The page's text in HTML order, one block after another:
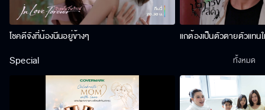
โชคดีจังที่น้องนีนอยู่ข้างๆ แกต้องเป็นตัวตายตัวแทน
Special ทั้งหมด